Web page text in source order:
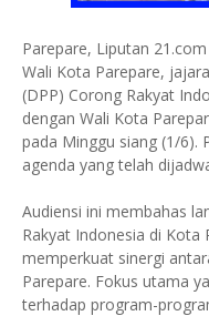
Parepare, Liputan
Wali Kota Parepare,
(DPP) Corong Rakyat
dengan Wali Kota
pada Minggu siang (1/6).
agenda yang telah
Audiensi ini membahas
Rakyat Indonesia di Kota
memperkuat sinergi
Parepare. Fokus utama
terhadap program-